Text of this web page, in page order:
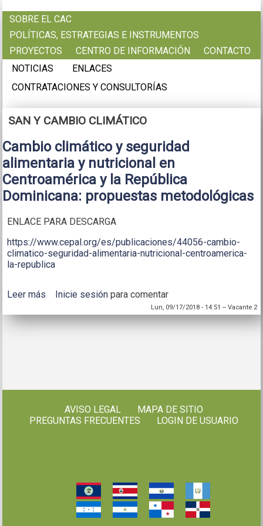
SOBRE EL CAC
POLÍTICAS, ESTRATEGIAS E INSTRUMENTOS
PROYECTOS
CENTRO DE INFORMACIÓN
CONTACTO
NOTICIAS
ENLACES
CONTRATACIONES Y CONSULTORÍAS
SAN Y CAMBIO CLIMÁTICO
Cambio climático y seguridad
alimentaria y nutricional en
Centroamérica y la República
Dominicana: propuestas metodológicas
ENLACE PARA DESCARGA
https://www.cepal.org/es/publicaciones/44056-cambio-
climatico-seguridad-alimentaria-nutricional-centroamerica-
la-republica
Leer más sobre Cambio climático y seguridad alimentaria y
nutricional en Centroamérica y la República
Dominicana: propuestas metodológicas
Inicie sesión para comentar
Lun, 09/17/2018 - 14:51 -- Vacante 2
AVISO LEGAL
MAPA DE SITIO
PREGUNTAS FRECUENTES
LOGIN DE USUARIO